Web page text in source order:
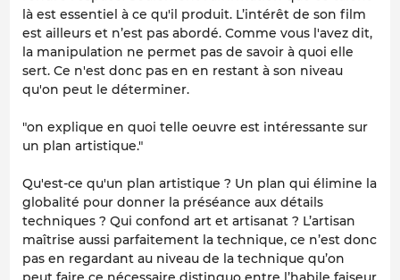
là est essentiel à ce qu'il produit. L’intérêt de son film
est ailleurs et n’est pas abordé. Comme vous l'avez dit,
la manipulation ne permet pas de savoir à quoi elle
sert. Ce n'est donc pas en en restant à son niveau
qu'on peut le déterminer.
"on explique en quoi telle oeuvre est intéressante sur
un plan artistique."
Qu'est-ce qu'un plan artistique ? Un plan qui élimine la
globalité pour donner la préséance aux détails
techniques ? Qui confond art et artisanat ? L’artisan
maîtrise aussi parfaitement la technique, ce n’est donc
pas en regardant au niveau de la technique qu’on